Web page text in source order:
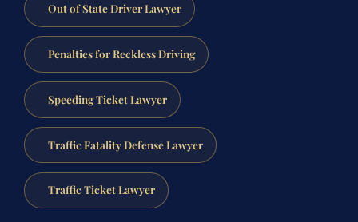
Out of State Driver Lawyer
Penalties for Reckless Driving
Speeding Ticket Lawyer
Traffic Fatality Defense Lawyer
Traffic Ticket Lawyer